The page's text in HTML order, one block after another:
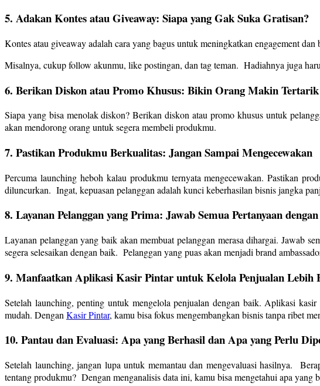
5. Adakan Kontes atau Giveaway: Siapa yang Gak Suka Gratisan?
Kontes atau giveaway adalah cara yang bagus untuk meningkatkan engagement
Misalnya, cukup follow akunmu, like postingan, dan tag teman. Hadiahnya juga
6. Berikan Diskon atau Promo Khusus: Bikin Orang Makin Tertarik
Siapa yang bisa menolak diskon? Berikan diskon atau promo khusus untuk
akan mendorong orang untuk segera membeli produkmu.
7. Pastikan Produkmu Berkualitas: Jangan Sampai Mengecewakan
Percuma launching heboh kalau produkmu ternyata mengecewakan. Pastikan
diluncurkan. Ingat, kepuasan pelanggan adalah kunci keberhasilan bisnis jangka
8. Layanan Pelanggan yang Prima: Jawab Semua Pertanyaan
Layanan pelanggan yang baik akan membuat pelanggan merasa dihargai. Jawab
segera selesaikan dengan baik. Pelanggan yang puas akan menjadi brand
9. Manfaatkan Aplikasi Kasir Pintar untuk Kelola Penjualan Lebih
Setelah launching, penting untuk mengelola penjualan dengan baik. Aplikasi
mudah. Dengan Kasir Pintar, kamu bisa fokus mengembangkan bisnis tanpa ribet
10. Pantau dan Evaluasi: Apa yang Berhasil dan Apa yang Perlu
Setelah launching, jangan lupa untuk memantau dan mengevaluasi hasilnya.
tentang produkmu? Dengan menganalisis data ini, kamu bisa mengetahui apa